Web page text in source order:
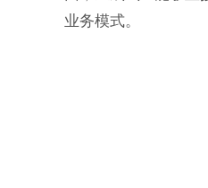
业务模式。